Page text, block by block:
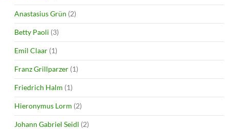
) w
)
Anastasius Grün (2)
Betty Paoli (3)
Emil Claar (1)
Franz Grillparzer (1)
Friedrich Halm (1)
Hieronymus Lorm (2)
Johann Gabriel Seidl (2)